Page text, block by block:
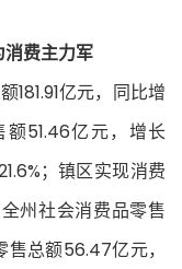
费主力军
181.91亿元，同比增
额51.46亿元，增长
；镇区实现消费
州社会消费品零售
总额56.47亿元，